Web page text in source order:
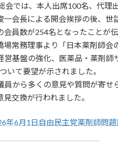
会では、本人出席100名、代
一会長による開会挨拶の後、
会員数が254名となったことが
場常務理事より「日本薬剤師
営基盤の強化、医薬品・薬剤
いて要望が示されました。
員から多くの意見や質問が寄
交換が行われました。
年6月1日自由民主党薬剤師問
「令和８年度第1回都道府県薬剤師連盟会長会」「令和８年度第1回総務会」開催